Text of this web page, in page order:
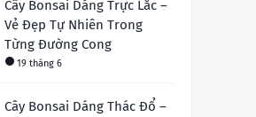
Cây Bonsai Dáng Trực Lắc –
Vẻ Đẹp Tự Nhiên Trong
Từng Đường Cong
19 tháng 6
Cây Bonsai Dáng Thác Đổ –